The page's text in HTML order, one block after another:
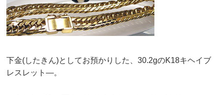
下金(したきん)としてお預かりした、30.2gのK18キヘイブ
レスレット—。